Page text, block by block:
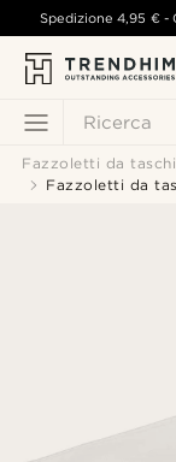
Ricerca
Spedizione4,95 €-
Fazzoletti da
Fazzoletti da